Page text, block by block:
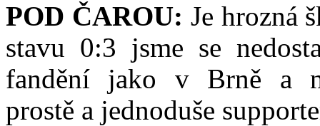
POD ČAROU: Je hrozná
stavu 0:3 jsme se
fandění jako v Brně a
prostě a jednoduše